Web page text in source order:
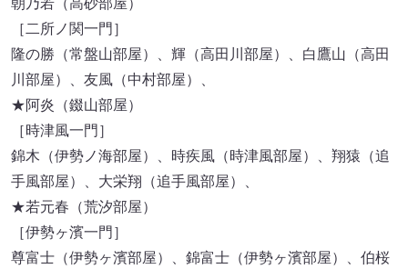
朝乃若（高砂部屋）
［二所ノ関一門］
隆の勝（常盤山部屋）、輝（高田川部屋）、白鷹山（高田
川部屋）、友風（中村部屋）、
★阿炎（錣山部屋）
［時津風一門］
錦木（伊勢ノ海部屋）、時疾風（時津風部屋）、翔猿（追
手風部屋）、大栄翔（追手風部屋）、
★若元春（荒汐部屋）
［伊勢ヶ濱一門］
尊富士（伊勢ヶ濱部屋）、錦富士（伊勢ヶ濱部屋）、伯桜